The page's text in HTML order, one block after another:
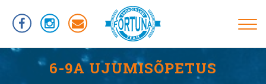
edasi
PõhinavigatsioonTREENINGUD
6-9A UJUMISÕPETUS